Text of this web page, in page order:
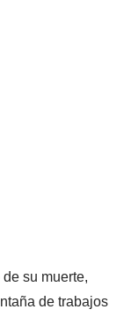
su muerte,
de trabajos